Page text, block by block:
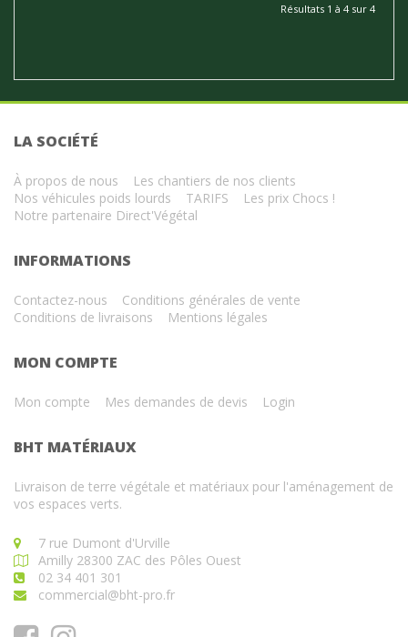
Résultats 1 à 4 sur 4
LA SOCIÉTÉ
À propos de nous
Les chantiers de nos clients
Nos véhicules poids lourds
TARIFS
Les prix Chocs !
Notre partenaire Direct'Végétal
INFORMATIONS
Contactez-nous
Conditions générales de vente
Conditions de livraisons
Mentions légales
MON COMPTE
Mon compte Mes demandes de devis Login
BHT MATÉRIAUX
Livraison de terre végétale et matériaux pour l'aménagement de
vos espaces verts.
7 rue Dumont d'Urville
Amilly 28300 ZAC des Pôles Ouest
02 34 401 301
commercial@bht-pro.fr